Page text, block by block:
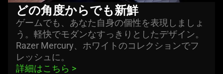
どの角度からでも新鮮
ゲームでも、あなた自身の個性を表現しましょ
う。軽快でモダンなすっきりとしたデザイン。
Razer Mercury、ホワイトのコレクションでフ
レッシ ュに。
詳細はこちら >